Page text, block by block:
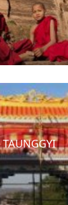
TAUNGGYI